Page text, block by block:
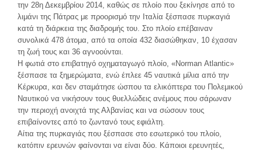
την 28η Δεκεμβρίου 2014, καθώς σε πλοίο που ξεκίνησε από το
λιμάνι της Πάτρας με προορισμό την Ιταλία ξέσπασε πυρκαγιά
κατά τη διάρκεια της διαδρομής του. Στο πλοίο επέβαιναν
συνολικά 478 άτομα, από τα οποία 432 διασώθηκαν, 10 έχασαν
τη ζωή τους και 36 αγνοούνται.
Η φωτιά στο επιβατηγό οχηματαγωγό πλοίο, «Νorman Αtlantic»
ξέσπασε τα ξημερώματα, ενώ έπλεε 45 ναυτικά μίλια από την
Κέρκυρα, και δεν σταμάτησε ώσπου τα ελικόπτερα του Πολεμικού
Ναυτικού να νικήσουν τους θυελλώδεις ανέμους που σάρωναν
την περιοχή ανοιχτά της Αλβανίας και να σώσουν τους
επιβαίνοντες από το ζωντανό τους εφιάλτη.
Αίτια της πυρκαγιάς που ξέσπασε στο εσωτερικό του πλοίο,
κατόπιν ερευνών φαίνονται να είναι δύο. Κάποιοι ερευνητές,